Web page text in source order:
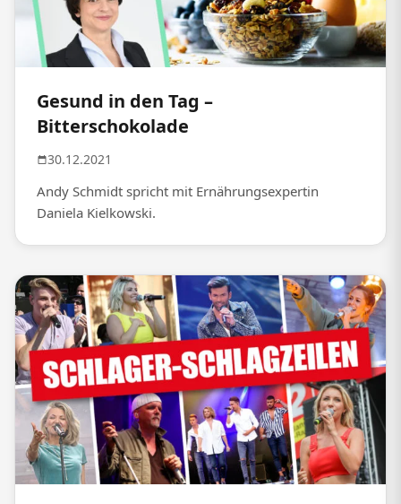
Gesund in den Tag –
Bitterschokolade
30.12.2021
Andy Schmidt spricht mit Ernährungsexpertin
Daniela Kielkowski.